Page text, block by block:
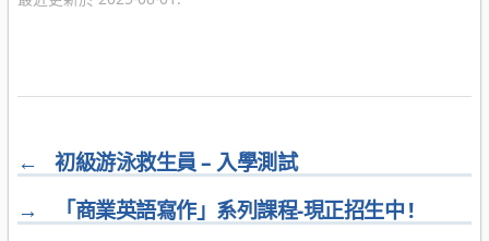
←
初級游泳救生員 – 入學測試
→
「商業英語寫作」系列課程-現正招生中 !